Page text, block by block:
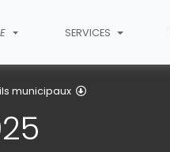
SERVICES
municipaux